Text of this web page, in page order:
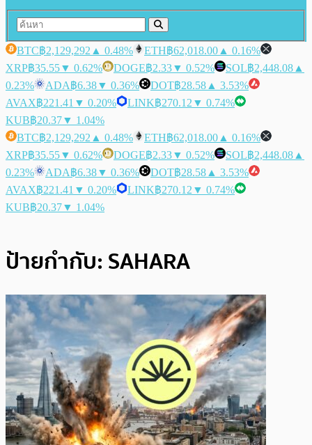
BTC฿2,129,292 ▲ 0.48% ETH฿62,018.00 ▲ 0.16%
XRP฿35.55▼ 0.62% DOGE฿2.33▼ 0.52% SOL฿2,448.08 ▲
0.23%
ADA฿6.38▼ 0.36% DOT฿28.58 ▲ 3.53%
AVAX฿221.41 ▼ 0.20% LINK฿270.12 ▼ 0.74%
KUB฿20.37▼ 1.04%
BTC฿2,129,292 ▲ 0.48% ETH฿62,018.00 ▲ 0.16%
XRP฿35.55▼ 0.62% DOGE฿2.33▼ 0.52% SOL฿2,448.08 ▲
0.23%
ADA฿6.38▼ 0.36% DOT฿28.58 ▲ 3.53%
AVAX฿221.41 ▼ 0.20% LINK฿270.12 ▼ 0.74%
KUB฿20.37▼ 1.04%
ป้ายกำกับ: SAHARA